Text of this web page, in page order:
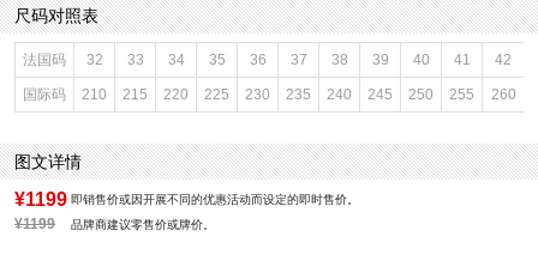
前掌高度：无
款式季节：冬季
配跟：无
鞋垫材质：人造短毛绒
鞋头款式：圆头
鞋面材质：牛皮革,复合材料
鞋面图案：纯色
参考鞋长(女)：26CM
性别：女子
皮质特征：二层皮
筒高数值：38CM
里料材质：人造短毛绒
防水台高度：无
风格：休闲
靴筒口围：35.5CM
尺码对照表
法国码 32 33 34 35 36 37 38 39 40 41 42
国际码 210 215 220 225 230 235 240 245 250 255 260
图文详情
¥1199 即销售价或因开展不同的优惠活动而设定的即时售价。
¥1199 品牌商建议零售价或牌价。